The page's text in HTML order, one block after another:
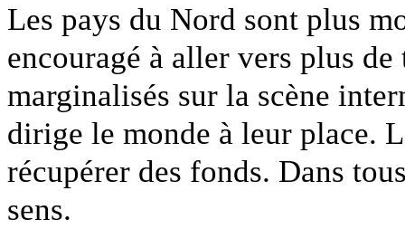
Les pays du Nord sont plus
encouragé à aller vers plus
marginalisés sur la scène
dirige le monde à leur place.
récupérer des fonds. Dans
sens.